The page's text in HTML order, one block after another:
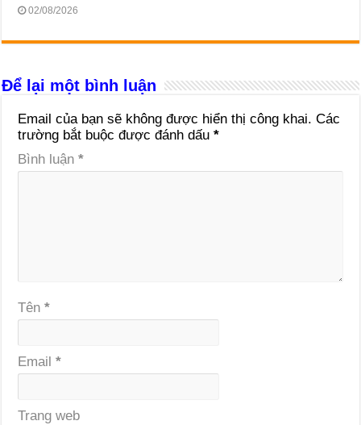
02/08/2026
Để lại một bình luận
Email của bạn sẽ không được hiển thị công khai. Các
trường bắt buộc được đánh dấu*
Bình luận*
Tên*
Email*
Trang web